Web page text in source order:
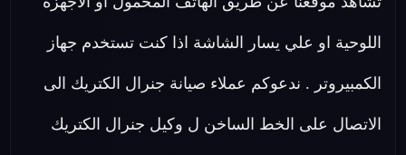
اللوحية او علي يسار الشاشة اذا كنت تستخدم جهاز
الكمبيروتر . ندعوكم عملاء صيانة جنرال الكتريك الى
الاتصال على الخط الساخن ل وكيل جنرال الكتريك